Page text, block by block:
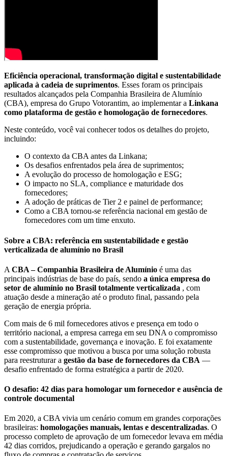
Eficiência operacional, transformação digital e sustentabilidade
aplicada à cadeia de suprimentos. Esses foram os principais
resultados alcançados pela Companhia Brasileira de Alumínio
(CBA), empresa do Grupo Votorantim, ao implementar a Linkana
como plataforma de gestão e homologação de fornecedores.
Neste conteúdo, você vai conhecer todos os detalhes do projeto,
incluindo:
O contexto da CBA antes da Linkana;
Os desafios enfrentados pela área de suprimentos;
A evolução do processo de homologação e ESG;
O impacto no SLA, compliance e maturidade dos
fornecedores;
A adoção de práticas de Tier 2 e painel de performance;
Como a CBA tornou-se referência nacional em gestão de
fornecedores com um time enxuto.
Sobre a CBA: referência em sustentabilidade e gestão
verticalizada de alumínio no Brasil
A CBA – Companhia Brasileira de Alumínio é uma das
principais indústrias de base do país, sendo a única empresa do
setor de alumínio no Brasil totalmente verticalizada , com
atuação desde a mineração até o produto final, passando pela
geração de energia própria.
Com mais de 6 mil fornecedores ativos e presença em todo o
território nacional, a empresa carrega em seu DNA o compromisso
com a sustentabilidade, governança e inovação. E foi exatamente
esse compromisso que motivou a busca por uma solução robusta
para reestruturar a gestão da base de fornecedores da CBA —
desafio enfrentado de forma estratégica a partir de 2020.
O desafio: 42 dias para homologar um fornecedor e ausência de
controle documental
Em 2020, a CBA vivia um cenário comum em grandes corporações
brasileiras: homologações manuais, lentas e descentralizadas. O
processo completo de aprovação de um fornecedor levava em média
42 dias corridos, prejudicando a operação e gerando gargalos no